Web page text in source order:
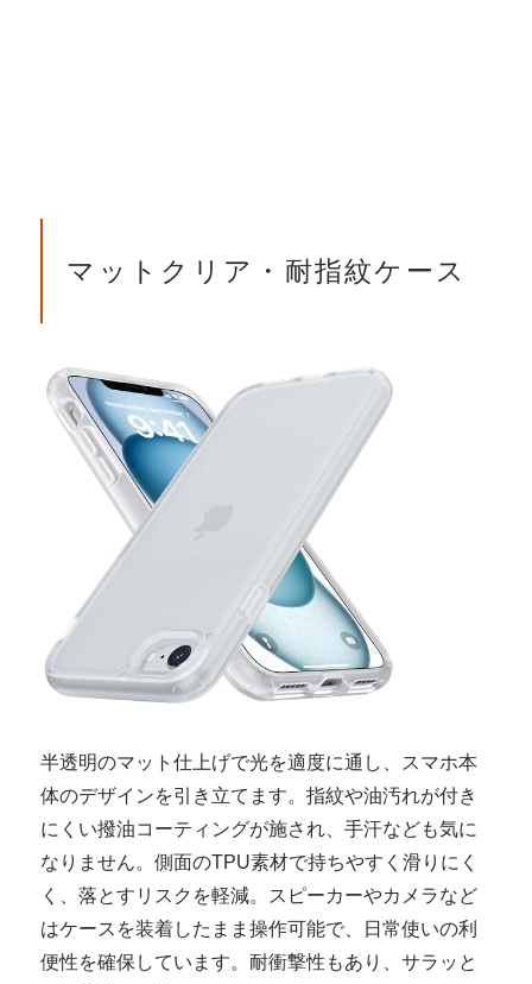
マットクリア・耐指紋ケース
半透明のマット仕上げで光を適度に通し、スマホ本
体のデザインを引き立てます。指紋や油汚れが付き
にくい撥油コーティングが施され、手汗なども気に
なりません。側面のTPU素材で持ちやすく滑りにく
く、落とすリスクを軽減。スピーカーやカメラなど
はケースを装着したまま操作可能で、日常使いの利
便性を確保しています。耐衝撃性もあり、サラッと